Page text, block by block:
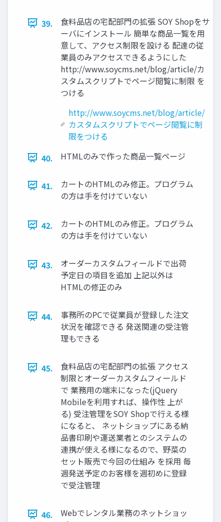
39.
食料品店の宅配部門の拡張 SOY Shopをサ
ーバにインストール 簡単な商品一覧を用
意して、アクセス制限を設ける 配達の従
業員のみアクセスできるようにした
http://www.soycms.net/blog/article/カ
スタムスクリプトでページ閲覧に制限 を
つける
http://www.soycms.net/blog/article/
カスタムスクリプトでページ閲覧に制
限をつける
40.
HTMLのみで作った商品一覧ページ
41.
カートのHTMLのみ修正。プログラム
の方は手を付けていない
42.
カートのHTMLのみ修正。プログラム
の方は手を付けていない
43.
オーダーカスタムフィールドで出荷
予定日の項目を追加 上記以外は
HTMLの修正のみ
44.
事務所のPCで従業員が登録した注文
状況を確認できる 発送関連の受注管
理もできる
45.
食料品店の宅配部門の拡張 アクセス
制限とオーダーカスタムフィールド
で 業務用の端末になった(jQuery
Mobileを利用すれば、操作性 上が
る) 受注管理をSOY Shopで行える様
になると、 ネットショップにある納
品書印刷や運送業者とのシステムの
連携が使える様になるので、野菜の
セット販売で今回の仕組み を採用 毎
週発送予定のお客様を週初めに登録
で受注管理
46.
Webでレンタル業務のネットショッ